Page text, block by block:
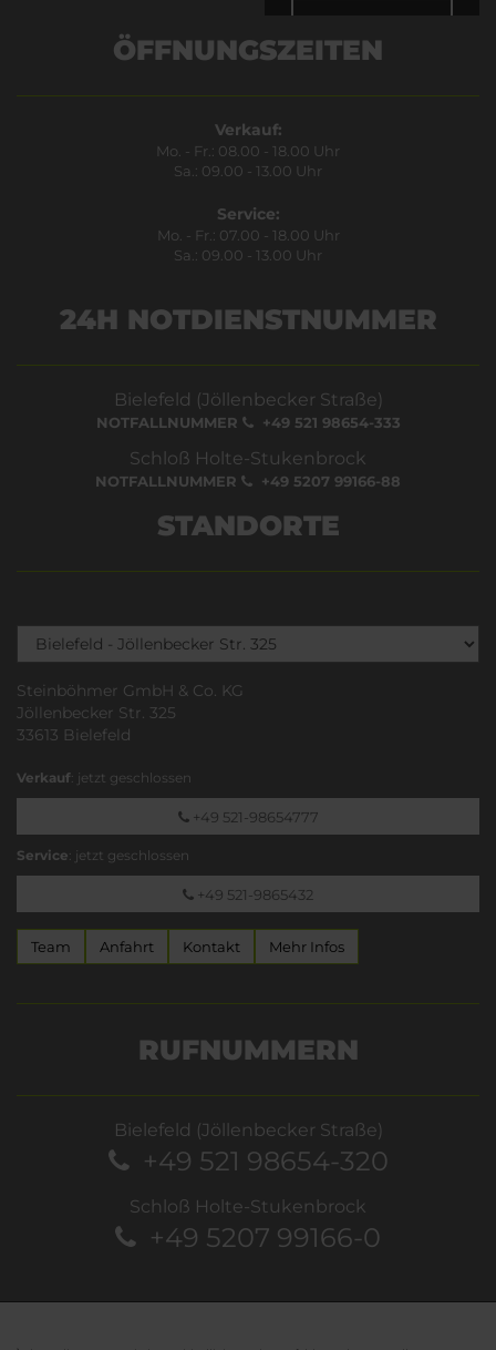
ÖFFNUNGSZEITEN
Verkauf:
Mo. - Fr.: 08.00 - 18.00 Uhr
Sa.: 09.00 - 13.00 Uhr
Service:
Mo. - Fr.: 07.00 - 18.00 Uhr
Sa.: 09.00 - 13.00 Uhr
24H NOTDIENSTNUMMER
Bielefeld (Jöllenbecker Straße)
NOTFALLNUMMER +49 521 98654-333
Schloß Holte-Stukenbrock
NOTFALLNUMMER +49 5207 99166-88
STANDORTE
Steinböhmer GmbH & Co. KG
Jöllenbecker Str. 325
33613 Bielefeld
Verkauf: jetzt geschlossen
+49 521-98654777
Service: jetzt geschlossen
+49 521-9865432
Team Anfahrt Kontakt Mehr Infos
RUFNUMMERN
Bielefeld (Jöllenbecker Straße)
+49 521 98654-320
Schloß Holte-Stukenbrock
+49 5207 99166-0